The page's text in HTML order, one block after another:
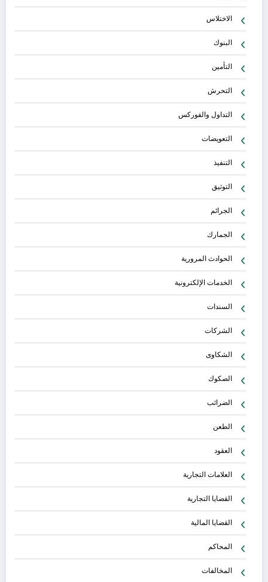
الاختلاس
البنوك
التأمين
التحرش
التداول والفوركس
التعويضات
التنفيذ
التوثيق
الجرائم
الجمارك
الحوادث المرورية
الخدمات الإلكترونية
السندات
الشركات
الشكاوى
الصكوك
الضرائب
الطعن
العقود
العلامات التجارية
القضايا التجارية
القضايا المالية
المحاكم
المخالفات